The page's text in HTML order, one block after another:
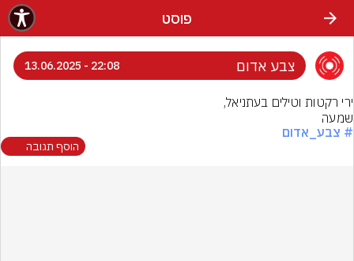
פוסט
צבע אדום 22:08 - 13.06.2025
שמעה
# צבע_אדום
הוסף תגובה